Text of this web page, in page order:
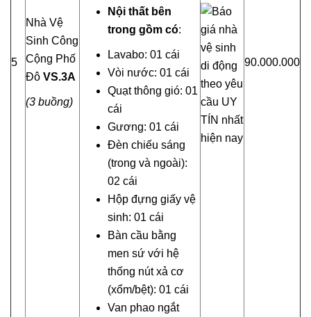
5
Nhà Vệ
Sinh Công
Cộng Phố
Đô VS.3A
(3 buồng)
Nội thất bên
trong gồm có:
Lavabo: 01 cái
Vòi nước: 01 cái
Quạt thông gió: 01
cái
Gương: 01 cái
Đèn chiếu sáng
(trong và ngoài):
02 cái
Hộp đựng giấy vệ
sinh: 01 cái
Bàn cầu bằng
men sứ với hệ
thống nút xả cơ
(xổm/bệt): 01 cái
Van phao ngắt
90.000.000